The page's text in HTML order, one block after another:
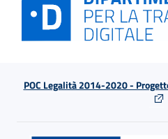
POC Legalità 2014-2020 -